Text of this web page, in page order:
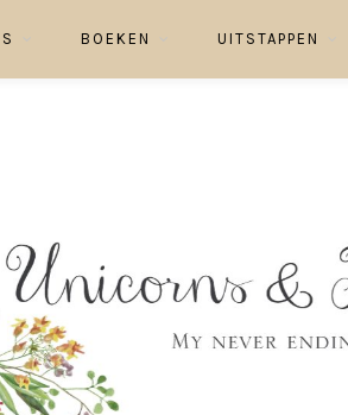
BOEKEN UITSTAPPEN